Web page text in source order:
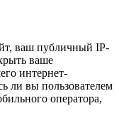
ваш публичный IP-
ваше
интернет-
ли вы пользователем
оператора,